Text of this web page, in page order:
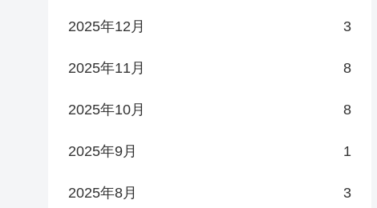
2025年12月 3
2025年11月 8
2025年10月 8
2025年9月 1
2025年8月 3